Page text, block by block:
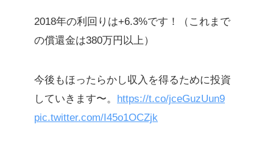
2018年の利回りは+6.3%です！（これまで
の償還金は380万円以上）
今後もほったらかし収入を得るために投資
していきます〜。 https://t.co/jceGuzUun9
pic.twitter.com/I45o1OCZjk